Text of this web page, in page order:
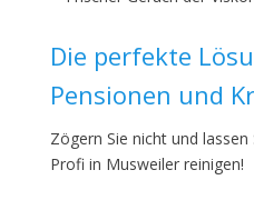
Die perfekte
Pensionen und
Zögern Sie nicht und
Profi in Musweiler reinigen!